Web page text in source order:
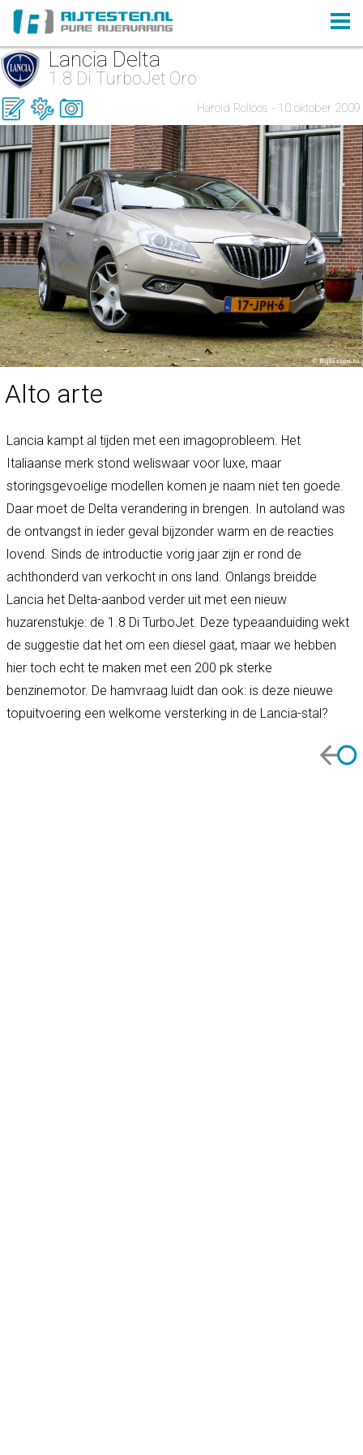
Lancia Delta
1.8 Di TurboJet Oro
Harold Rolloos - 10 oktober 2009
Alto arte
Lancia kampt al tijden met een imagoprobleem. Het
Italiaanse merk stond weliswaar voor luxe, maar
storingsgevoelige modellen komen je naam niet ten goede.
Daar moet de Delta verandering in brengen. In autoland was
de ontvangst in ieder geval bijzonder warm en de reacties
lovend. Sinds de introductie vorig jaar zijn er rond de
achthonderd van verkocht in ons land. Onlangs breidde
Lancia het Delta-aanbod verder uit met een nieuw
huzarenstukje: de 1.8 Di TurboJet. Deze typeaanduiding wekt
de suggestie dat het om een diesel gaat, maar we hebben
hier toch echt te maken met een 200 pk sterke
benzinemotor. De hamvraag luidt dan ook: is deze nieuwe
topuitvoering een welkome versterking in de Lancia-stal?